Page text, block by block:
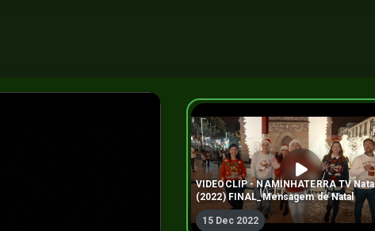
VIDEOCLIP - NAMINHATERRA TV Natal
(2022) FINAL_Mensagem de Natal
15 Dec 2022